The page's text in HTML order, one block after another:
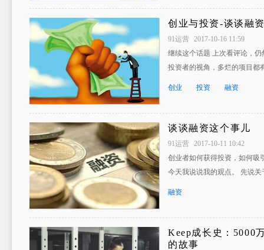
创业与投资-谈谈融
91运营 2017-10-16 11:59
继续这个话题 上次看评论，
投资者的视角，多烂的项目
创业 投资 融资
谈谈融资这个事儿
91运营 2017-10-11 10:42
创业者如何获得投资，如何吸
今天我说说我的观点。 先说
融资
Keep成长史：5000
的故事